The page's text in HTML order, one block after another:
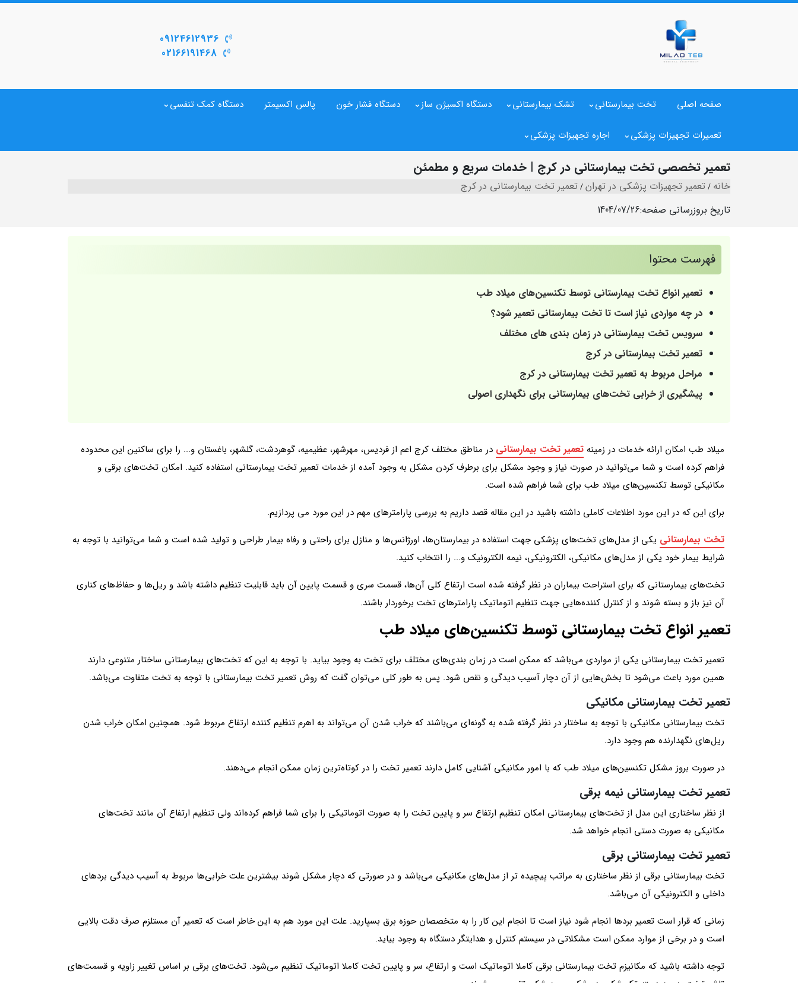
09124612936
02166191468
صفحه اصلی تخت بیمارستانی تشک بیمارستانی دستگاه اکسیژن ساز دستگاه فشار خون پالس اکسیمتر دستگاه کمک تنفسی
تعمیرات تجهیزات پزشکی اجاره تجهیزات پزشکی
تعمیر تخصصی تخت بیمارستانی در کرج | خدمات سریع و مطمئن
خانه تعمیر تجهیزات پزشکی در تهران تعمیر تخت بیمارستانی در کرج
تاریخ بروزرسانی صفحه:1404/07/26
فهرست محتوا
تعمیر انواع تخت بیمارستانی توسط تکنسین‌های میلاد طب
در چه مواردی نیاز است تا تخت بیمارستانی تعمیر شود؟
سرویس تخت بیمارستانی در زمان بندی های مختلف
تعمیر تخت بیمارستانی در کرج
مراحل مربوط به تعمیر تخت بیمارستانی در کرج
پیشگیری از خرابی تخت‌‌های بیمارستانی برای نگهداری اصولی
میلاد طب امکان ارائه خدمات در زمینه تعمیر تخت بیمارستانی در مناطق مختلف کرج اعم از فردیس، مهرشهر، عظیمیه، گوهردشت، گلشهر، باغستان و... را برای ساکنین این محدوده
فراهم کرده است و شما می‌توانید در صورت نیاز و وجود مشکل برای برطرف کردن مشکل به وجود آمده از خدمات تعمیر تخت بیمارستانی استفاده کنید. امکان تخت‌های برقی و
مکانیکی توسط تکنسین‌های میلاد طب برای شما فراهم شده است.
برای این که در این مورد اطلاعات کاملی داشته باشید در این مقاله قصد داریم به بررسی پارامترهای مهم در این مورد می پردازیم.
تخت بیمارستانی یکی از مدل‌های تخت‌های پزشکی جهت استفاده در بیمارستان‌ها، اورژانس‌ها و منازل برای راحتی و رفاه بیمار طراحی و تولید شده است و شما می‌توانید با توجه به
شرایط بیمار خود یکی از مدل‌های مکانیکی، الکترونیکی، نیمه الکترونیک و... را انتخاب کنید.
تخت‌های بیمارستانی که برای استراحت بیماران در نظر گرفته شده است ارتفاع کلی آن‌ها، قسمت سری و قسمت پایین آن باید قابلیت تنظیم داشته باشد و ریل‌ها و حفاظ‌های کناری
آن نیز باز و بسته شوند و از کنترل‌ کننده‌‌هایی جهت تنظیم اتوماتیک پارامترهای تخت برخوردار باشند.
تعمیر انواع تخت بیمارستانی توسط تکنسین‌های میلاد طب
تعمیر تخت بیمارستانی یکی از مواردی می‌باشد که ممکن است در زمان بندی‌های مختلف برای تخت به وجود بیاید. با توجه به این که تخت‌های بیمارستانی ساختار متنوعی دارند
همین مورد باعث می‌شود تا بخش‌هایی از آن دچار آسیب دیدگی و نقص شود. پس به طور کلی می‌توان گفت که روش تعمیر تخت بیمارستانی با توجه به تخت متفاوت می‌باشد.
تعمیر تخت بیمارستانی مکانیکی
تخت بیمارستانی مکانیکی با توجه به ساختار در نظر گرفته شده به گونه‌ای می‌باشند که خراب شدن آن می‌تواند به اهرم تنظیم کننده ارتفاع مربوط شود. همچنین امکان خراب شدن
ریل‌های نگهدارنده هم وجود دارد.
در صورت بروز مشکل تکنسین‌های میلاد طب که با امور مکانیکی آشنایی کامل دارند تعمیر تخت را در کوتاه‌ترین زمان ممکن انجام می‌دهند.
تعمیر تخت بیمارستانی نیمه برقی
از نظر ساختاری این مدل از تخت‌های بیمارستانی امکان تنظیم ارتفاع سر و پایین تخت را به صورت اتوماتیکی را برای شما فراهم کرده‌اند ولی تنظیم ارتفاع آن مانند تخت‌های
مکانیکی به صورت دستی انجام خواهد شد.
تعمیر تخت بیمارستانی برقی
تخت بیمارستانی برقی از نظر ساختاری به مراتب پیچیده تر از مدل‌های مکانیکی می‌باشد و در صورتی که دچار مشکل شوند بیشترین علت خرابی‌ها مربوط به آسیب دیدگی بردهای
داخلی و الکترونیکی آن می‌باشد.
زمانی که قرار است تعمیر بردها انجام شود نیاز است تا انجام این کار را به متخصصان حوزه برق بسپارید. علت این مورد هم به این خاطر است که تعمیر آن مستلزم صرف دقت بالایی
است و در برخی از موارد ممکن است مشکلاتی در سیستم کنترل و هدایتگر دستگاه به وجود بیاید.
توجه داشته باشید که مکانیزم تخت بیمارستانی برقی کاملا اتوماتیک است و ارتفاع، سر و پایین تخت کاملا اتوماتیک تنظیم می‌شود. تخت‌های برقی بر اساس تغییر زاویه و قسمت‌های